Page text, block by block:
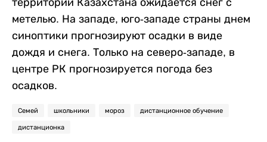
территории Казахстана ожидается снег с
метелью. На западе, юго-западе страны днем
синоптики прогнозируют осадки в виде
дождя и снега. Только на северо-западе, в
центре РК прогнозируется погода без
осадков.
Семей школьники мороз дистанционное обучение
дистанционка